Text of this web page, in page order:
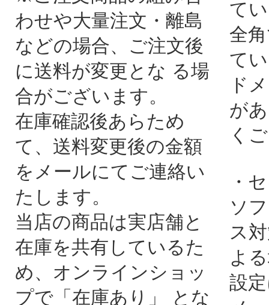
わせや大量注文・離島
などの場合、ご注文後
に送料が変更とな る場
合がございます。
在庫確認後あらため
て、送料変更後の金額
をメールにてご連絡い
たします。
当店の商品は実店舗と
在庫を共有しているた
め、オンラインショッ
プで「在庫あり」 とな
て
全
て
ド
が
く
・
ソ
ス
よ
設